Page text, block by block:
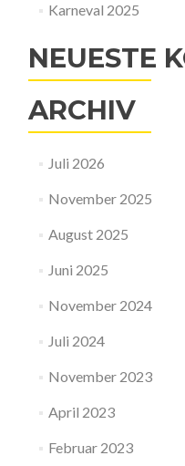
Karneval 2025
NEUESTE
ARCHIV
Juli 2026
November 2025
August 2025
Juni 2025
November 2024
Juli 2024
November 2023
April 2023
Februar 2023